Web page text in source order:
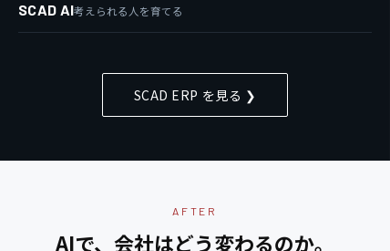
SCAD AI考えられる人を育てる
SCAD ERP を見る ❯
AFTER
AIで、会社はどう変わるのか。